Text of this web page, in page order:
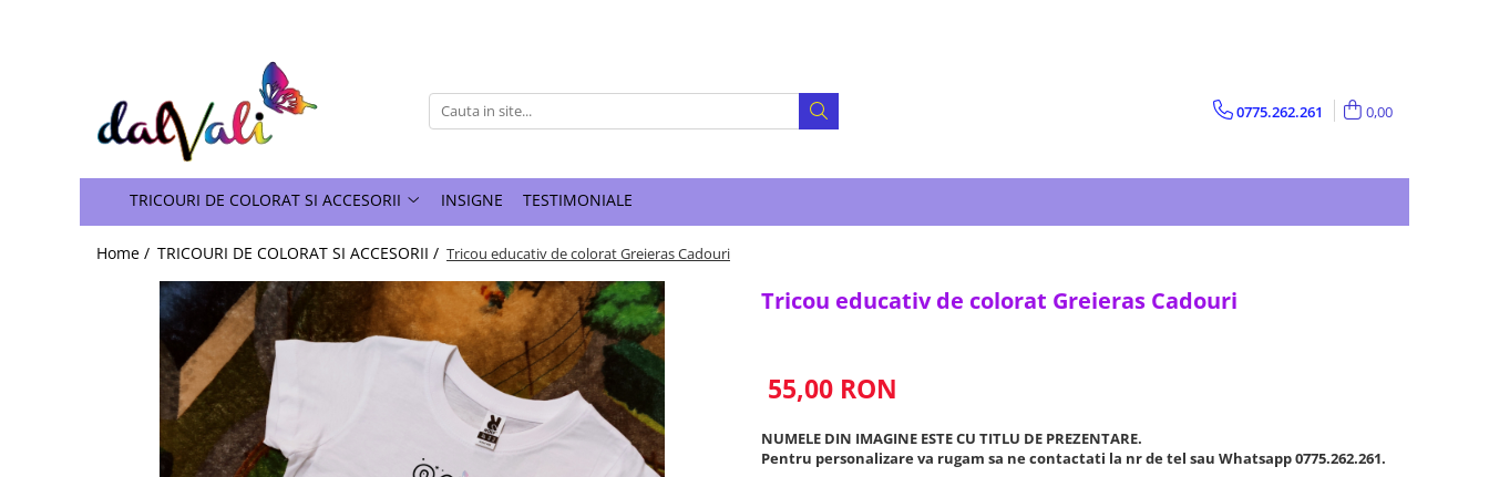
TRICOURI DE COLORAT SI ACCESORII
TRICOURI COPII
0775.262.261 0,00
TRICOURI DE COLORAT SI ACCESORII INSIGNE TESTIMONIALE
Home / TRICOURI DE COLORAT SI ACCESORII / Tricou educativ de colorat Greieras Cadouri
Tricou educativ de colorat Greieras Cadouri
55,00 RON
NUMELE DIN IMAGINE ESTE CU TITLU DE PREZENTARE.
Pentru personalizare va rugam sa ne contactati la nr de tel sau Whatsapp 0775.262.261.